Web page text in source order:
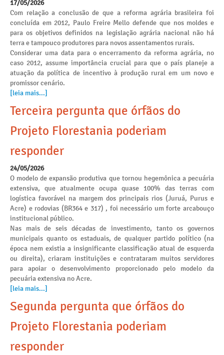
17/05/2026
Com relação a conclusão de que a reforma agrária brasileira foi
concluída em 2012, Paulo Freire Mello defende que nos moldes e
para os objetivos definidos na legislação agrária nacional não há
terra e tampouco produtores para novos assentamentos rurais.
Considerar uma data para o encerramento da reforma agrária, no
caso 2012, assume importância crucial para que o país planeje a
atuação da política de incentivo à produção rural em um novo e
promissor cenário.
[leia mais...]
Terceira pergunta que órfãos do
Projeto Florestania poderiam
responder
24/05/2026
O modelo de expansão produtiva que tornou hegemônica a pecuária
extensiva, que atualmente ocupa quase 100% das terras com
logística favorável na margem dos principais rios (Juruá, Purus e
Acre) e rodovias (BR364 e 317) , foi necessário um forte arcabouço
institucional público.
Nas mais de seis décadas de investimento, tanto os governos
municipais quanto os estaduais, de qualquer partido político (na
época nem existia a insignificante classificação atual de esquerda
ou direita), criaram instituições e contrataram muitos servidores
para apoiar o desenvolvimento proporcionado pelo modelo da
pecuária extensiva no Acre.
[leia mais...]
Segunda pergunta que órfãos do
Projeto Florestania poderiam
responder